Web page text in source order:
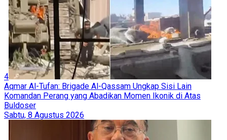
4
Aqmar Al-Tufan: Brigade Al-Qassam Ungkap Sisi Lain
Komandan Perang yang Abadikan Momen Ikonik di Atas
Buldoser
Sabtu, 8 Agustus 2026